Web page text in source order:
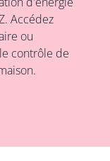
Accédez
ou
contrôle de